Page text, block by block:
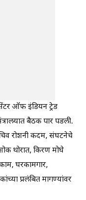
ऑफ इंडियन ट्रेड
बैठक पार पडली.
रोशनी कदम, संघटनेचे
थोरात, किरण मोघे
घरकामगार,
प्रलंबित मागण्यांवर